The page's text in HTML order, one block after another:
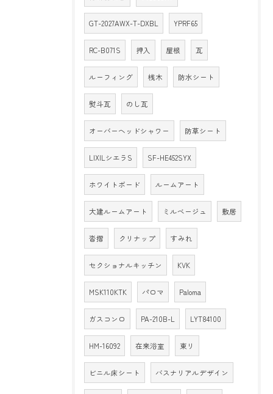
GT-2027AWX-T-DXBL YPRF65
RC-B071S 押入 屋根 瓦
ルーフィング 桟木 防水シート
熨斗瓦 のし瓦
オーバーヘッドシャワー 防草シート
LIXILシエラS SF-HE452SYX
ホワイトボード ルームアート
大建ルームアート ミルベージュ 敷居
沓摺 クリナップ すみれ
セクショナルキッチン KVK
MSK110KTK パロマ Paloma
ガスコンロ PA-210B-L LYT84100
HM-16092 在来浴室 東リ
ビニル床シート バスナリアルデザイン